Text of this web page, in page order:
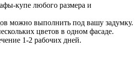
купе любого размера и
можно выполнить под вашу задумку.
цветов в одном фасаде.
1-2 рабочих дней.